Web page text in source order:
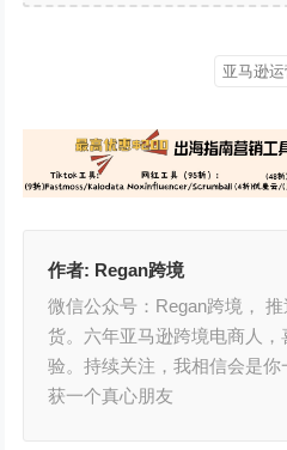
亚马逊
作者: Regan跨境
微信公众号：Regan跨境，
货。六年亚马逊跨境电商人
验。持续关注，我相信会是
获一个真心朋友